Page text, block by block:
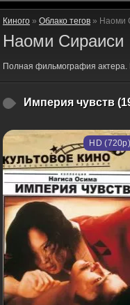
Киного » Облако тегов » Наоми
Наоми Сираиси
Полная фильмография
Империя чувств
HD (720p)